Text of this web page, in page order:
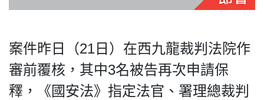
聯絡我們
案件昨日（21日）在西九龍裁判法院作
審前覆核，其中3名被告再次申請保
釋，《國安法》指定法官、署理總裁判